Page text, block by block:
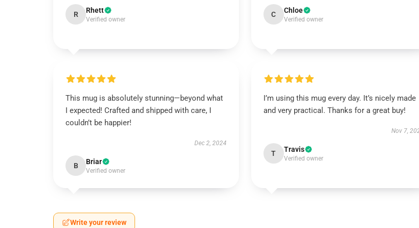
R Rhett
Verified owner
C Chloe
Verified owner
This mug is absolutely stunning—beyond what
I expected! Crafted and shipped with care, I
couldn’t be happier!
Dec 2, 2024
B Briar
Verified owner
I’m using this mug every day. It’s nicely made
and very practical. Thanks for a great buy!
Nov 7,
T Travis
Verified owner
Write your review